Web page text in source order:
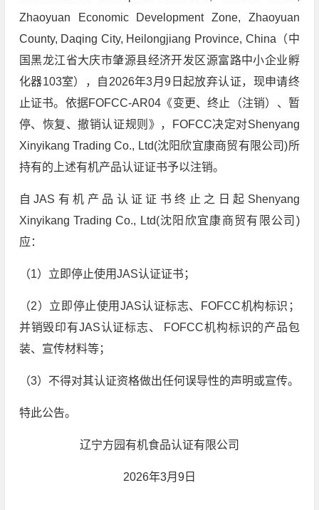
Zhaoyuan Economic Development Zone, Zhaoyuan
County, Daqing City, Heilongjiang Province, China（中
国黑龙江省大庆市肇源县经济开发区源富路中小企业孵
化器103室），自2026年3月9日起放弃认证，现申请终
止证书。依据FOFCC-AR04《变更、终止（注销）、暂
停、恢复、撤销认证规则》，FOFCC决定对Shenyang
Xinyikang Trading Co., Ltd(沈阳欣宜康商贸有限公司)所
持有的上述有机产品认证证书予以注销。
自JAS有机产品认证证书终止之日起Shenyang
Xinyikang Trading Co., Ltd(沈阳欣宜康商贸有限公司)
应：
（1）立即停止使用JAS认证证书；
（2）立即停止使用JAS认证标志、FOFCC机构标识；
并销毁印有JAS认证标志、 FOFCC机构标识的产品包
装、宣传材料等；
（3）不得对其认证资格做出任何误导性的声明或宣传。
特此公告。
辽宁方园有机食品认证有限公司
2026年3月9日